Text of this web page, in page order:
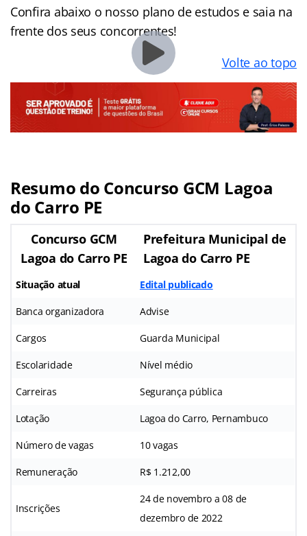
Confira abaixo o nosso plano de estudos e saia na
frente dos seus concorrentes!
Volte ao topo
Resumo do Concurso GCM Lagoa
do Carro PE
Concurso GCM
Lagoa do Carro PE
Prefeitura Municipal de
Lagoa do Carro PE
Situação atual Edital publicado
Banca organizadora Advise
Cargos Guarda Municipal
Escolaridade Nível médio
Carreiras Segurança pública
Lotação Lagoa do Carro, Pernambuco
Número de vagas 10 vagas
Remuneração R$ 1.212,00
Inscrições
24 de novembro a 08 de
dezembro de 2022